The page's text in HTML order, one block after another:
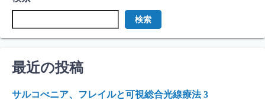
検索
最近の投稿
サルコぺニア、フレイルと可視総合光線療法 3